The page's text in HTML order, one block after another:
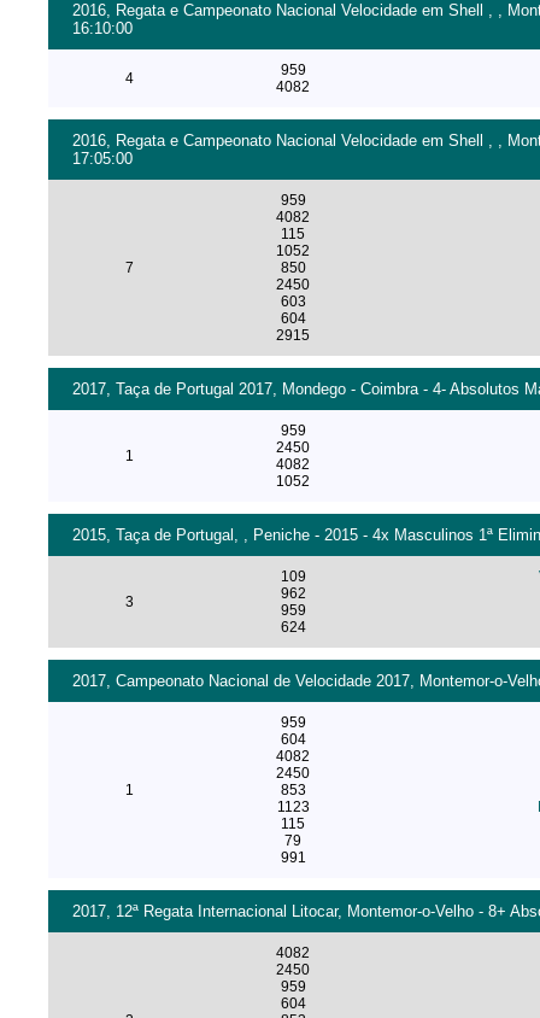
2016, Regata e Campeonato Nacional Velocidade em Shell , ,
16:10:00
4
959
4082
2016, Regata e Campeonato Nacional Velocidade em Shell , ,
17:05:00
7
959
4082
115
1052
850
2450
603
604
2915
2017, Taça de Portugal 2017, Mondego - Coimbra - 4- Absolutos
1
959
2450
4082
1052
2015, Taça de Portugal, , Peniche - 2015 - 4x Masculinos 1ª
3
109
962
959
624
2017, Campeonato Nacional de Velocidade 2017, Montemor-o-
1
959
604
4082
2450
853
1123
115
79
991
2017, 12ª Regata Internacional Litocar, Montemor-o-Velho - 8+
4082
2450
959
604